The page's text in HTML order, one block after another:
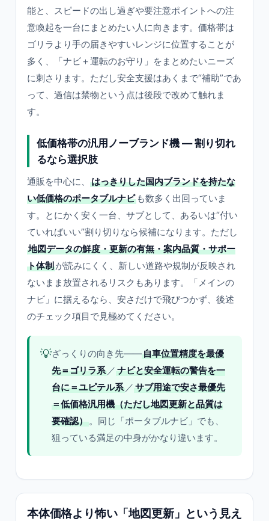
能と、スピードの出し過ぎや要注意ポイントへの注
意喚起を一台にまとめたい人に向きます。価格帯は
ゴリラより手の届きやすいレンジに位置することが
多く、「ナビ＋運転のお守り」をまとめたいニーズ
に刺さります。ただし安全支援はあくまで“補助”であ
って、過信は禁物という点は後段で改めて触れま
す。
低価格帯の汎用ノーブランド機 — 割り切れ
るなら選択肢
通販を中心に、
はっきりした国内ブランドを持たな
い低価格のポータブルナビ も数多く出回っていま
す。とにかく安く一台、サブとして、あるいは“付い
ていればいい”割り切りなら候補になります。ただし
地図データの鮮度・更新の有無・案内品質・サポー
ト体制が読みにくく、新しい道路や規制が反映され
ないまま放置されるリスクもあります。「メインの
ナビ」に据えるなら、安さだけで飛びつかず、後述
のチェック項目で見極めてください。
💡ざっくりの向き先——自車位置精度を最優
先＝ゴリラ系 ／ ナビと安全運転の警告を一
台に＝ユピテル系 ／ サブ用途で安さ最優先
＝低価格汎用機（ただし地図更新と品質は
要確認）。同じ「ポータブルナビ」でも、
狙っている満足の中身がかなり違います。
本体価格より怖い「地図更新」という見え